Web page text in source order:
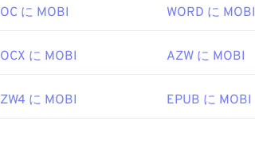
に MOBI WORD に MOBI
に MOBI AZW に MOBI
に MOBI EPUB に MOBI